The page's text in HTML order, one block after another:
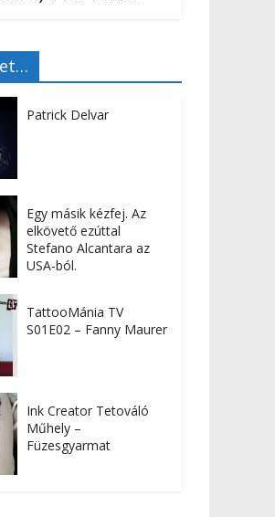
Patrick Delvar
Egy másik kézfej. Az
elkövető ezúttal
Stefano Alcantara az
USA-ból.
TattooMánia TV
S01E02 – Fanny Maurer
Ink Creator Tetováló
Műhely –
Füzesgyarmat